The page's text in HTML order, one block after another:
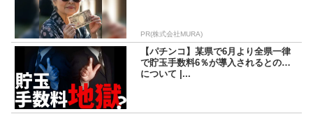
PR(株式会社MURA)
【パチンコ】某県で6月より全県一律
で貯玉手数料6％が導入されるとの噂
について |...